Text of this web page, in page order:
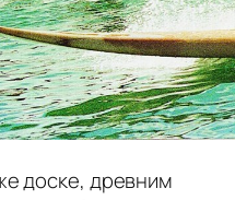
доске, древним